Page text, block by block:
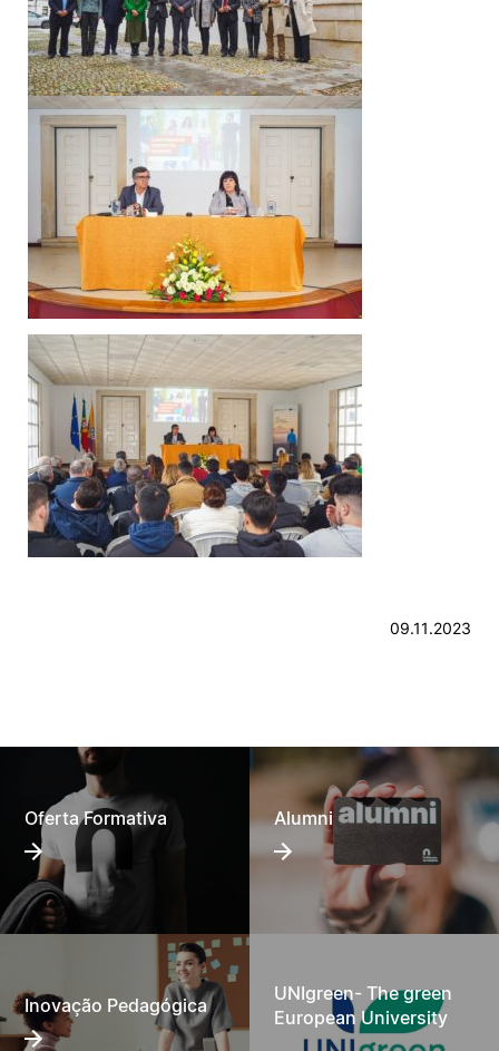
09.11.2023
Oferta Formativa Alumni
Inovação Pedagógica
UNIgreen- The green
European University